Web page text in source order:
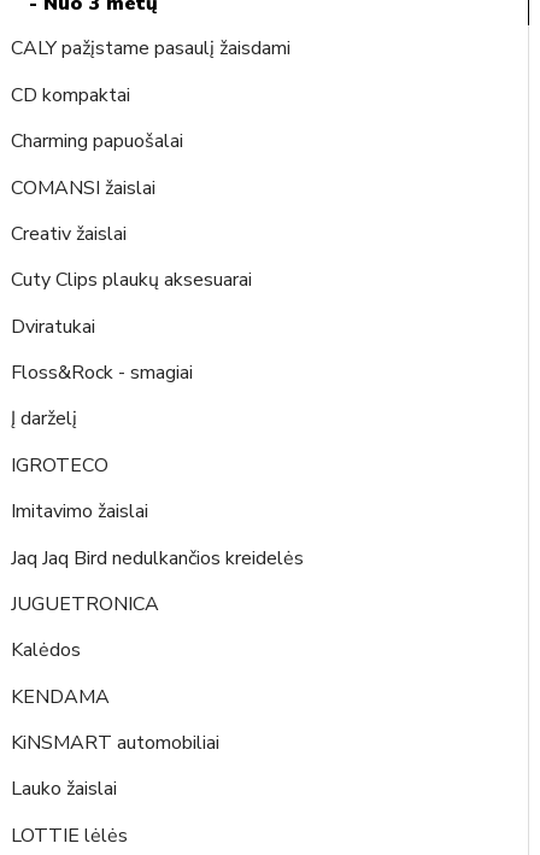
CALY pažįstame pasaulį žaisdami
CD kompaktai
Charming papuošalai
COMANSI žaislai
Creativ žaislai
Cuty Clips plaukų aksesuarai
Dviratukai
Floss&Rock - smagiai
Į darželį
IGROTECO
Imitavimo žaislai
Jaq Jaq Bird nedulkančios kreidelės
JUGUETRONICA
Kalėdos
KENDAMA
KiNSMART automobiliai
Lauko žaislai
LOTTIE lėlės